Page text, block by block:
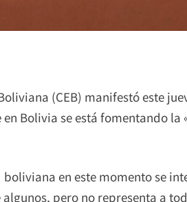
(CEB) manifestó este
Bolivia se está fomentando
boliviana en este momento se
pero no representa a